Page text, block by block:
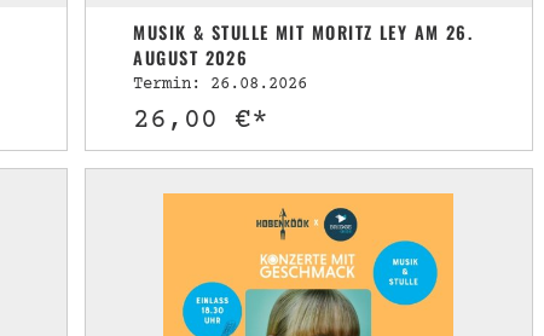
MUSIK & STULLE MIT MORITZ LEY AM 26.
AUGUST 2026
Termin: 26.08.2026
26,00 €*